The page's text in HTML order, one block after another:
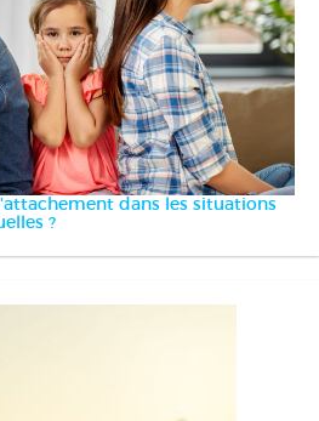
dans les situations
?